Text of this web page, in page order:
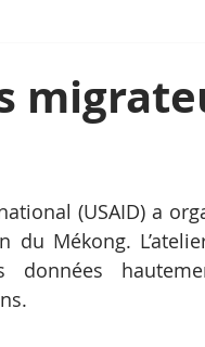
(USAID) a
Mékong.
données